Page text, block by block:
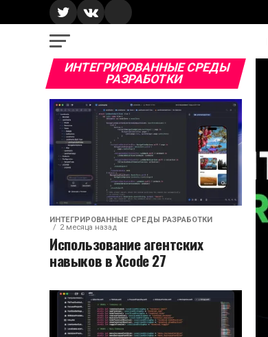
ИНТЕГРИРОВАННЫЕ СРЕДЫ
РАЗРАБОТКИ
ИНТЕГРИРОВАННЫЕ СРЕДЫ РАЗРАБОТКИ
2 месяца назад
Использование агентских
навыков в Xcode 27